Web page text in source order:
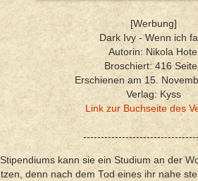
[Werbung]
Dark Ivy - Wenn ich
Autorin: Nikola Hotel
Broschiert: 416
Erschienen am 15.
Verlag: Kyss
Link zur Buchseite des
kann sie ein Studium an der
denn nach dem Tod eines ihr nahe